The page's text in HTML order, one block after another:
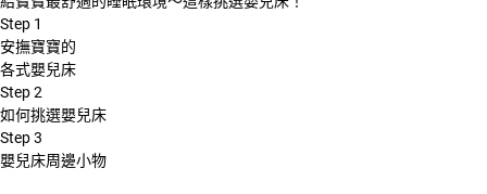
Step 1
安撫寶寶的
各式嬰兒床
Step2
如何挑選嬰兒床
Step3
嬰兒床周邊小物